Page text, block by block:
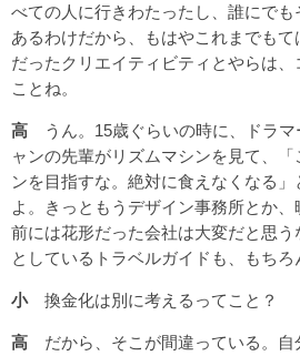
べての人に行きわたったし、誰にで
あるわけだから、もはやこれまでも
だったクリエイティビティとやらは
ことね。
高 うん。15歳ぐらいの時に、ドラマ
ャンの先輩がリズムマシンを見て、
ンを目指すな。絶対に食えなくなる
よ。きっともうデザイン事務所とか
前には花形だった会社は大変だと思う
としているトラベルガイドも、もちろ
小換金化は別に考えるってこと？
高 だから、そこが間違っている。自